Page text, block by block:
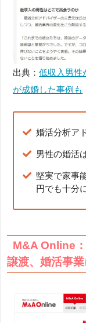
出典：低収入男性
が成婚した事例も
婚活分析ア
男性の婚活
堅実で家事
円でも十分
M&A Online
譲渡、婚活事